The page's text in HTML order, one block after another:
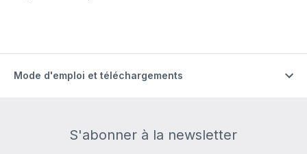
Mode d'emploi et téléchargements
S'abonner à la newsletter